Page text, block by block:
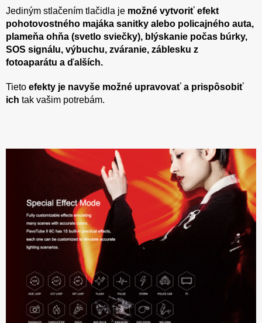
Jediným stlačením tlačidla je možné vytvoriť efekt
pohotovostného majáka sanitky alebo policajného auta,
plameňa ohňa (svetlo sviečky), blýskanie počas búrky,
SOS signálu, výbuchu, zváranie, záblesku z
fotoaparátu a ďalších.
Tieto efekty je navyše možné upravovať a prispôsobiť
ich tak vašim potrebám.